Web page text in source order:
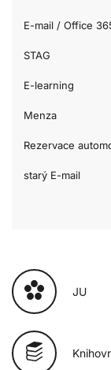
E-mail / Office
STAG
E-learning
Menza
Rezervace
starý E-mail
JU